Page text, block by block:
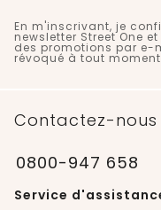
En m'inscrivant, je
newsletter Street One
des promotions par e-
révoqué à tout
Contactez-nous
0800-947 658
Service